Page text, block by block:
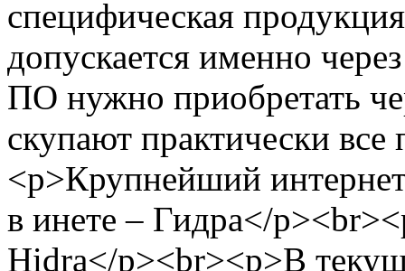
специфическая
допускается именно
ПО нужно приобретать
скупают практически
<p>Крупнейший
в инете – Гидра</
Hidra</p><br><p>В